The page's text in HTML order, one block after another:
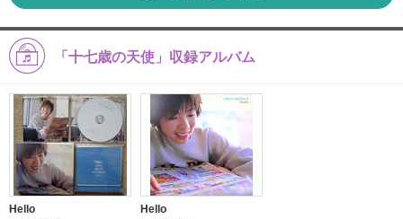
「十七歳の天使」収録アルバム
Hello
Hello